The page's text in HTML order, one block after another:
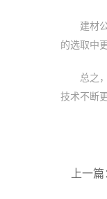
建材
的选取中
总之
技术不断
上一篇